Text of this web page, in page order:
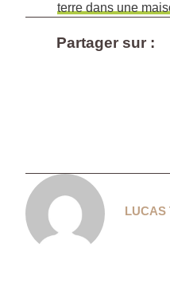
terre dans une
Partager sur :
LUCAS